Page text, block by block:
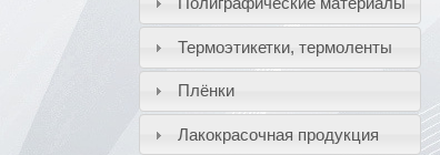
Термоэтикетки, термоленты
Плёнки
Лакокрасочная продукция